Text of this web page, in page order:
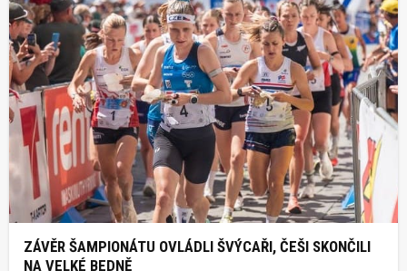
ZÁVĚR ŠAMPIONÁTU OVLÁDLI ŠVÝCAŘI, ČEŠI SKONČILI
NA VELKÉ BEDNĚ